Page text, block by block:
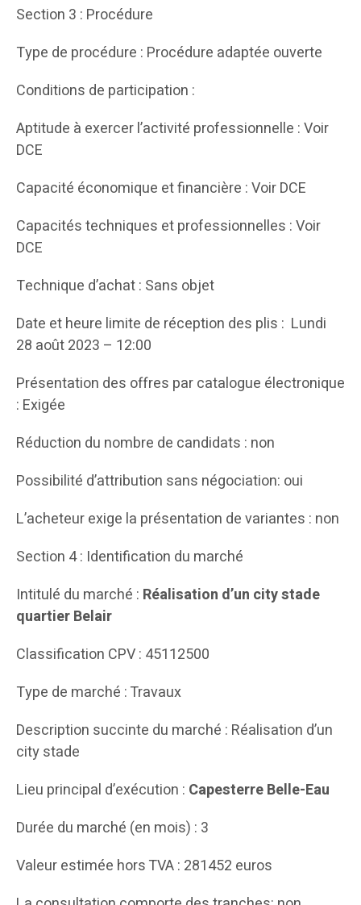
Section 3 : Procédure
Type de procédure : Procédure adaptée ouverte
Conditions de participation :
Aptitude à exercer l’activité professionnelle : Voir
DCE
Capacité économique et financière : Voir DCE
Capacités techniques et professionnelles : Voir
DCE
Technique d’achat : Sans objet
Date et heure limite de réception des plis : Lundi
28 août 2023 – 12:00
Présentation des offres par catalogue électronique
: Exigée
Réduction du nombre de candidats : non
Possibilité d’attribution sans négociation: oui
L’acheteur exige la présentation de variantes : non
Section 4 : Identification du marché
Intitulé du marché : Réalisation d’un city stade
quartier Belair
Classification CPV : 45112500
Type de marché : Travaux
Description succinte du marché : Réalisation d’un
city stade
Lieu principal d’exécution : Capesterre Belle-Eau
Durée du marché (en mois) : 3
Valeur estimée hors TVA : 281452 euros